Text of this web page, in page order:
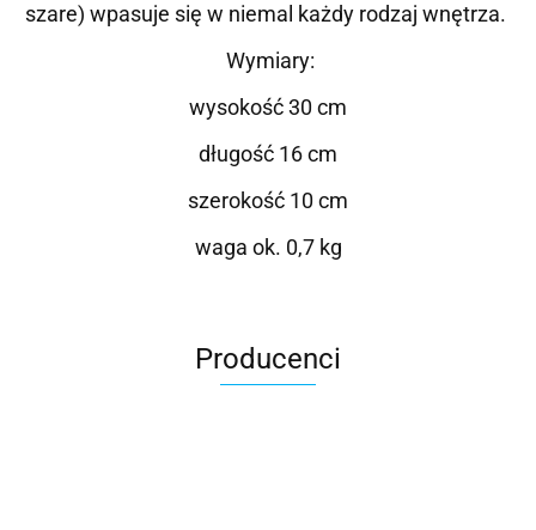
szare) wpasuje się w niemal każdy rodzaj wnętrza.
Wymiary:
wysokość 30 cm
długość 16 cm
szerokość 10 cm
waga ok. 0,7 kg
Producenci